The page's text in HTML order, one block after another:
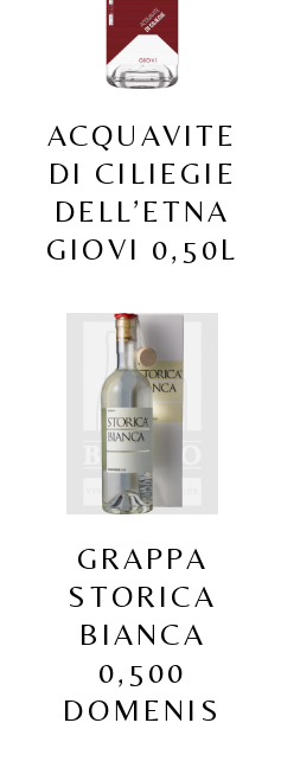
ACQUAVITE
DI CILIEGIE
DELL’ETNA
GIOVI 0,50L
GRAPPA
STORICA
BIANCA
0,500
DOMENIS